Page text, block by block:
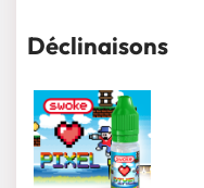
Déclinaisons